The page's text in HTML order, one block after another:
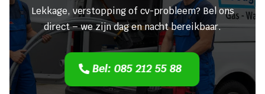
Lekkage, verstopping of cv-probleem? Bel ons
direct – we zijn dag en nacht bereikbaar.
Bel: 085 212 55 88